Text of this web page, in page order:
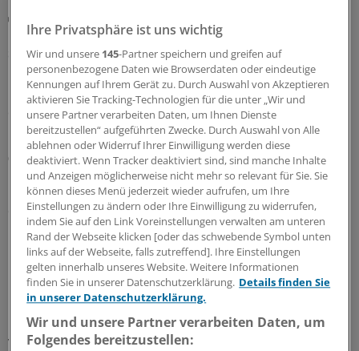
GKV-Spargesetz tritt in Kraft: Welche Neuerungen
sofort greifen
Das umstrittene GKV-Spargesetz ist in Kraft getreten.
Das bedeutet auch, dass schon jetzt einige Regelungen
der Arzneitherapie gelten – unter anderem das Aus der
Homöopathie auf Kosten der GKV.
03.08.2026
OECD-Studie
Primärversorgung: Wie viel Steuerung und
Eigenbeteiligung sollen es denn sein?
Für das geplante Primärversorgungssystem in
Deutschland gibt es viele Erfahrungen im Ausland. Ein
Ratschlag an die Koalition und den designierten
Gesundheitsminister Carsten Linnemann lautet: Bitte
viel Zeit für die Umsetzung mitbringen!
Ihre Privatsphäre ist uns wichtig
Wir und unsere 145-Partner speichern und greifen auf
personenbezogene Daten wie Browserdaten oder eindeutige
Kennungen auf Ihrem Gerät zu. Durch Auswahl von Akzeptieren
aktivieren Sie Tracking-Technologien für die unter „Wir und
unsere Partner verarbeiten Daten, um Ihnen Dienste
bereitzustellen“ aufgeführten Zwecke. Durch Auswahl von Alle
ablehnen oder Widerruf Ihrer Einwilligung werden diese
deaktiviert. Wenn Tracker deaktiviert sind, sind manche Inhalte
und Anzeigen möglicherweise nicht mehr so relevant für Sie. Sie
können dieses Menü jederzeit wieder aufrufen, um Ihre
Einstellungen zu ändern oder Ihre Einwilligung zu widerrufen,
indem Sie auf den Link Voreinstellungen verwalten am unteren
Rand der Webseite klicken [oder das schwebende Symbol unten
links auf der Webseite, falls zutreffend]. Ihre Einstellungen
gelten innerhalb unseres Website. Weitere Informationen
finden Sie in unserer Datenschutzerklärung. Details finden Sie
in unserer Datenschutzerklärung.
Wir und unsere Partner verarbeiten Daten, um
Folgendes bereitzustellen: